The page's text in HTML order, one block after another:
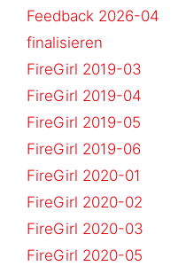
Feedback 2026-04
finalisieren
FireGirl 2019-03
FireGirl 2019-04
FireGirl 2019-05
FireGirl 2019-06
FireGirl 2020-01
FireGirl 2020-02
FireGirl 2020-03
FireGirl 2020-05